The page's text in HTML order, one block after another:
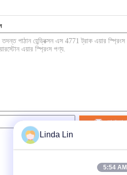
যোগাযোগ
Linda Lin
5:54 AM